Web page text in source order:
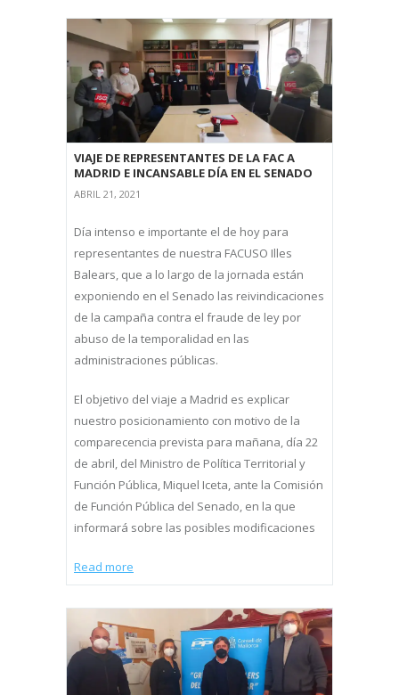
VIAJE DE REPRESENTANTES DE LA FAC A
MADRID E INCANSABLE DÍA EN EL SENADO
ABRIL 21, 2021
Día intenso e importante el de hoy para
representantes de nuestra FACUSO Illes
Balears, que a lo largo de la jornada están
exponiendo en el Senado las reivindicaciones
de la campaña contra el fraude de ley por
abuso de la temporalidad en las
administraciones públicas.
El objetivo del viaje a Madrid es explicar
nuestro posicionamiento con motivo de la
comparecencia prevista para mañana, día 22
de abril, del Ministro de Política Territorial y
Función Pública, Miquel Iceta, ante la Comisión
de Función Pública del Senado, en la que
informará sobre las posibles modificaciones
Read more